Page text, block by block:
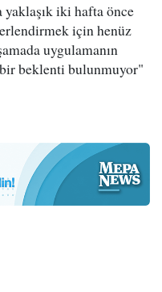
iki hafta önce
için henüz
uygulamanın
beklenti bulunmuyor"